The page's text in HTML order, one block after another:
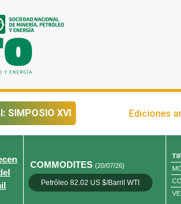
SIMPOSIO XVI Ediciones
COMMODITES(20/07/26)
Petróleo 82.02 US $/Barril WTI